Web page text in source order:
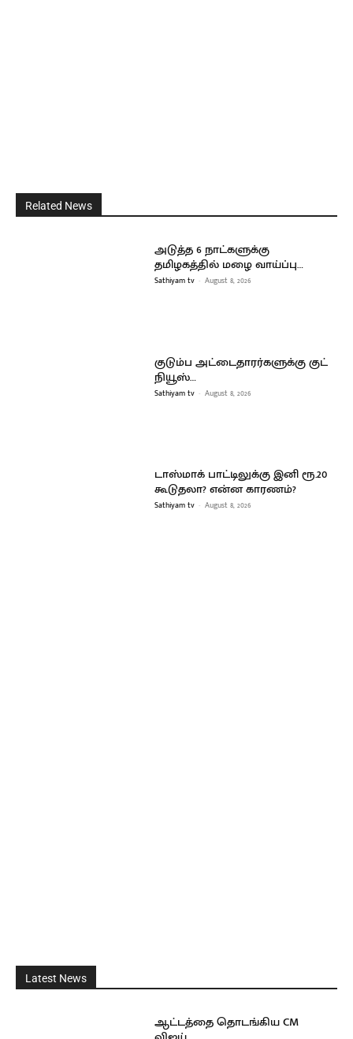
Related News
அடுத்த 6 நாட்களுக்கு
தமிழகத்தில் மழை வாய்ப்பு…
Sathiyam tv - August 8, 2026
குடும்ப அட்டைதாரர்களுக்கு குட்
நியூஸ்…
Sathiyam tv - August 8, 2026
டாஸ்மாக் பாட்டிலுக்கு இனி ரூ.20
கூடுதலா? என்ன காரணம்?
Sathiyam tv - August 8, 2026
Latest News
ஆட்டத்தை தொடங்கிய CM